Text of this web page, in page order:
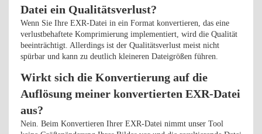
Datei ein Qualitätsverlust?
Wenn Sie Ihre EXR-Datei in ein Format konvertieren, das eine
verlustbehaftete Komprimierung implementiert, wird die Qualität
beeinträchtigt. Allerdings ist der Qualitätsverlust meist nicht
spürbar und kann zu deutlich kleineren Dateigrößen führen.
Wirkt sich die Konvertierung auf die
Auflösung meiner konvertierten EXR-Datei
aus?
Nein. Beim Konvertieren Ihrer EXR-Datei nimmt unser Tool